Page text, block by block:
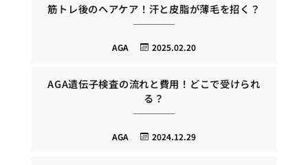
筋トレ後のヘアケア！汗と皮脂が薄毛を招く？
2025.02.20
AGA
AGA遺伝子検査の流れと費用！どこで受けられ
る？
2024.12.29
AGA